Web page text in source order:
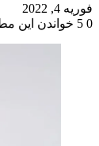
فوریه 4, 2022
0
خواندن این مطلب 1 دقیقه